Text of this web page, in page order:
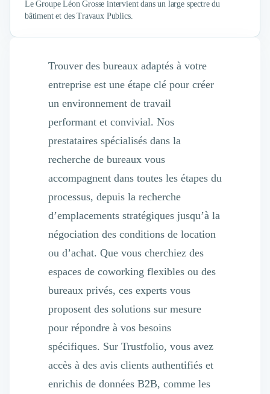
Le Groupe Léon Grosse intervient dans un large spectre du
bâtiment et des Travaux Publics.
Trouver des bureaux adaptés à votre
entreprise est une étape clé pour créer
un environnement de travail
performant et convivial. Nos
prestataires spécialisés dans la
recherche de bureaux vous
accompagnent dans toutes les étapes du
processus, depuis la recherche
d’emplacements stratégiques jusqu’à la
négociation des conditions de location
ou d’achat. Que vous cherchiez des
espaces de coworking flexibles ou des
bureaux privés, ces experts vous
proposent des solutions sur mesure
pour répondre à vos besoins
spécifiques. Sur Trustfolio, vous avez
accès à des avis clients authentifiés et
enrichis de données B2B, comme les